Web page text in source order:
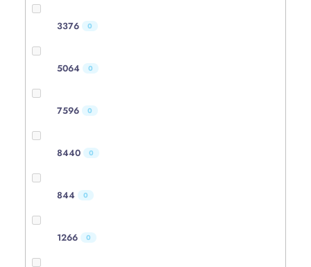
3376 0
5064 0
7596 0
8440 0
844 0
1266 0